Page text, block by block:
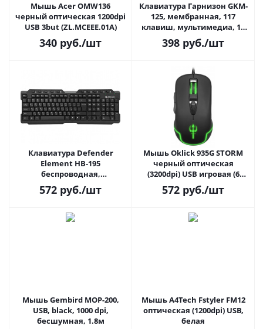
Мышь Acer OMW136
черный оптическая 1200dpi
USB 3but (ZL.MCEEE.01A)
340 руб./шт
Клавиатура Гарнизон GKM-
125, мембранная, 117
клавиш, мультимедиа, 13
доп. клавиш, кабель 1.5м,
черная
398 руб./шт
Клавиатура Defender
Element HB-195
беспроводная,
мультимедиа, черная
(45195)
572 руб./шт
Мышь Oklick 935G STORM
черный оптическая
(3200dpi) USB игровая (6
кнопок)
572 руб./шт
Мышь Gembird MOP-200,
USB, black, 1000 dpi,
бесшумная, 1.8м
Мышь A4Tech Fstyler FM12
оптическая (1200dpi) USB,
белая